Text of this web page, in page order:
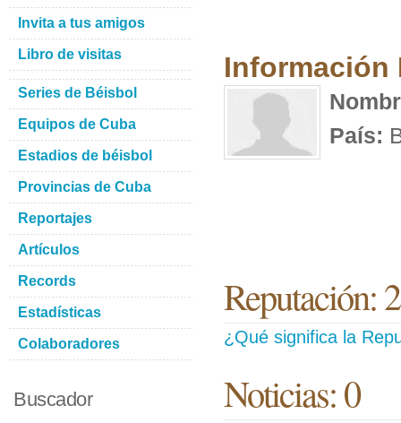
Información
País:
Reputación:
¿Qué significa la
Noticias: 0
Invita a tus amigos
Libro de visitas
Series de Béisbol
Equipos de Cuba
Estadios de béisbol
Provincias de Cuba
Reportajes
Artículos
Records
Estadísticas
Colaboradores
Buscador